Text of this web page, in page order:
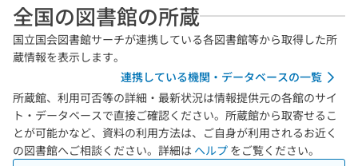
全国の図書館の所蔵
国立国会図書館サーチが連携している各図書館等から取得した所
蔵情報を表示します。
連携している機関・データベースの一覧
所蔵館、利用可否等の詳細・最新状況は情報提供元の各館のサイ
ト・データベースで直接ご確認ください。所蔵館から取寄せるこ
とが可能かなど、資料の利用方法は、ご自身が利用されるお近く
の図書館へご相談ください。詳細は ヘルプ をご覧ください。